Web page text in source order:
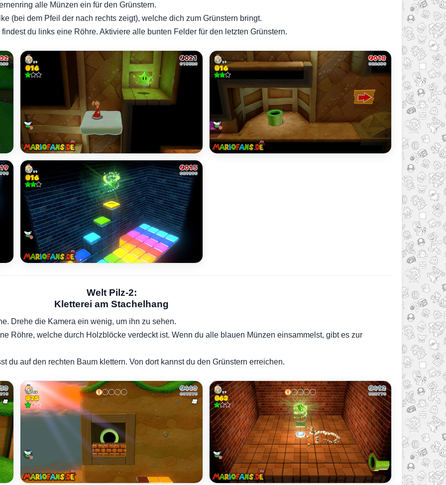
alle Münzen ein für den Grünstern.
(bei dem Pfeil der nach rechts zeigt), welche dich zum Grünstern bringt.
du links eine Röhre. Aktiviere alle bunten Felder für den letzten Grünstern.
Welt Pilz-2:
Kletterei am Stachelhang
Drehe die Kamera ein wenig, um ihn zu sehen.
Röhre, welche durch Holzblöcke verdeckt ist. Wenn du alle blauen Münzen einsammelst, gibt es zur
du auf den rechten Baum klettern. Von dort kannst du den Grünstern erreichen.